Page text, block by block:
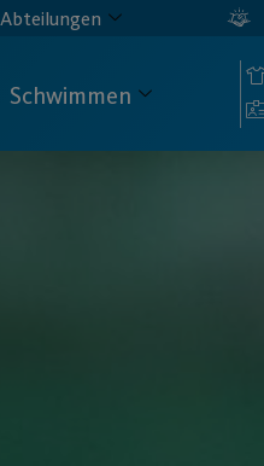
Abteilungen
Schwimmen